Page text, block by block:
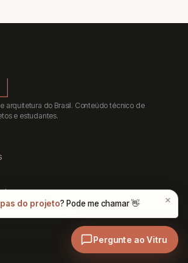
arquitetura do Brasil. Conteúdo técnico de
e estudantes.